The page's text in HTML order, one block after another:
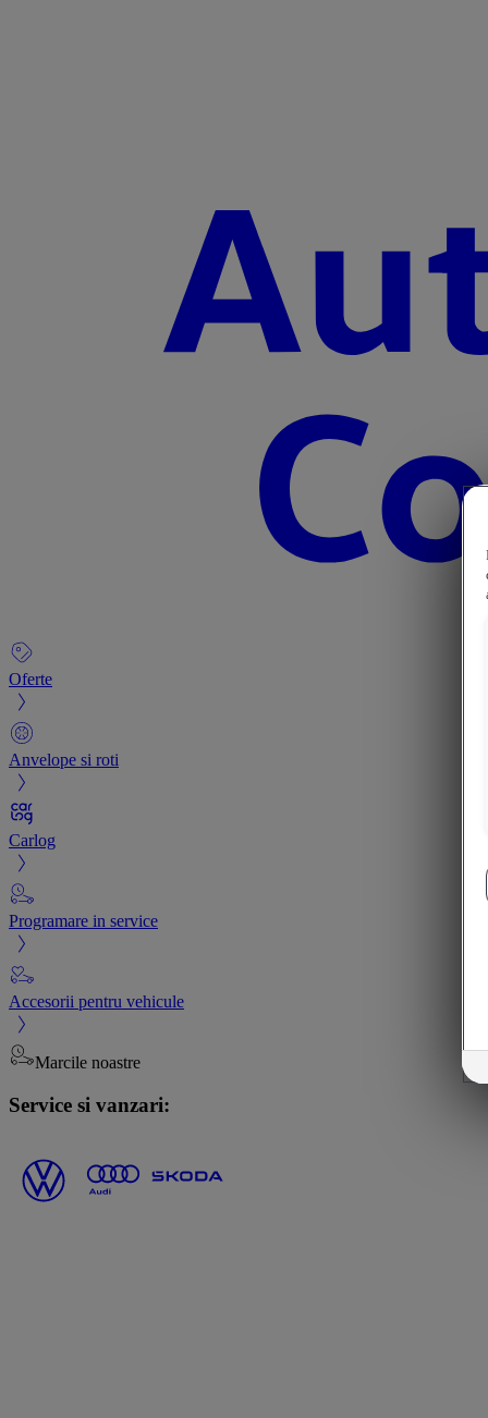
Oferte
Anvelope si roti
Carlog
Programare in service
Accesorii pentru vehicule
Marcile noastre
Service si vanzari: